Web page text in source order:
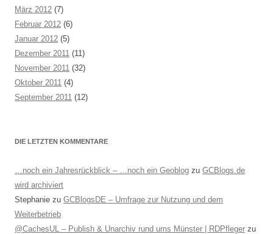
März 2012 (7)
Februar 2012 (6)
Januar 2012 (5)
Dezember 2011 (11)
November 2011 (32)
Oktober 2011 (4)
September 2011 (12)
DIE LETZTEN KOMMENTARE
…noch ein Jahresrückblick – …noch ein Geoblog zu GCBlogs.de
wird archiviert
Stephanie zu GCBlogsDE – Umfrage zur Nutzung und dem
Weiterbetrieb
@CachesUL – Publish & Unarchiv rund ums Münster | RDPfleger zu